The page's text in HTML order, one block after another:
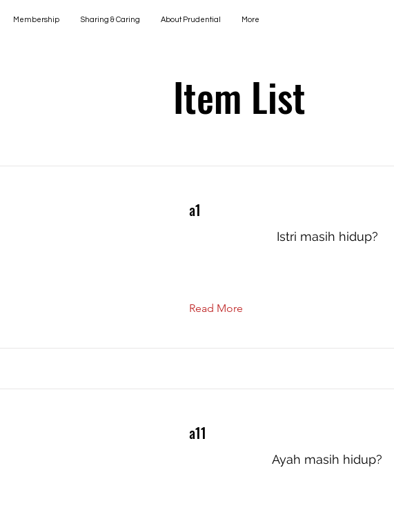
Membership Sharing & Caring About Prudential More
Item List
a1
Istri masih hidup?
Read More
a11
Ayah masih hidup?